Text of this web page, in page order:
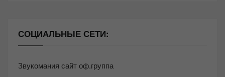
СОЦИАЛЬНЫЕ СЕТИ:
Звукомания сайт оф.группа